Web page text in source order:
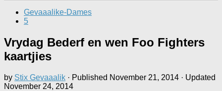
Gevaaalike-Dames
5
Vrydag Bederf en wen Foo Fighters
kaartjies
by Stix Gevaaalik · Published November 21, 2014 · Updated
November 24, 2014